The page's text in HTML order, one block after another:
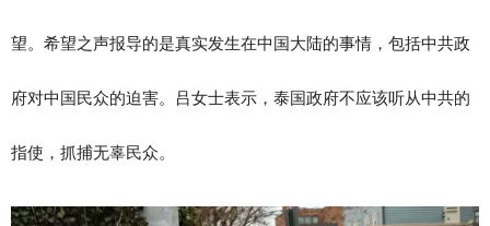
望。希望之声报导的是真实发生在中国大陆的事情，包括中共政
府对中国民众的迫害。吕女士表示，泰国政府不应该听从中共的
指使，抓捕无辜民众。